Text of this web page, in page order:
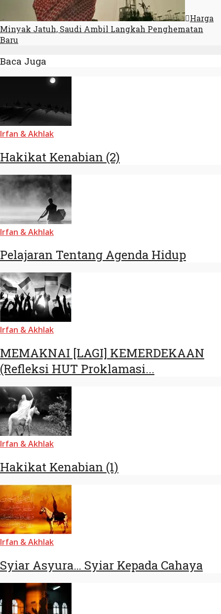
Harga
Minyak Jatuh, Saudi Ambil Langkah Penghematan
Baru
Baca Juga
Irfan & Akhlak
Hakikat Kenabian (2)
Irfan & Akhlak
Pelajaran Tentang Agenda Hidup
Irfan & Akhlak
MEMAKNAI [LAGI] KEMERDEKAAN
(Refleksi HUT Proklamasi...
Irfan & Akhlak
Hakikat Kenabian (1)
Irfan & Akhlak
Syiar Asyura… Syiar Kepada Cahaya